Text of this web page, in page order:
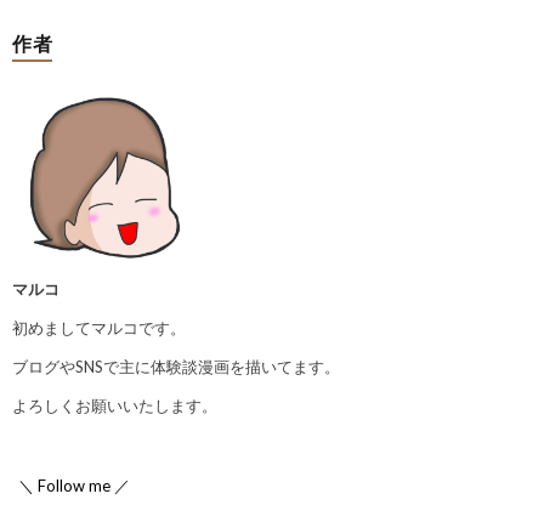
作者
マルコ
初めましてマルコです。
ブログやSNSで主に体験談漫画を描いてます。
よろしくお願いいたします。
＼ Follow me ／